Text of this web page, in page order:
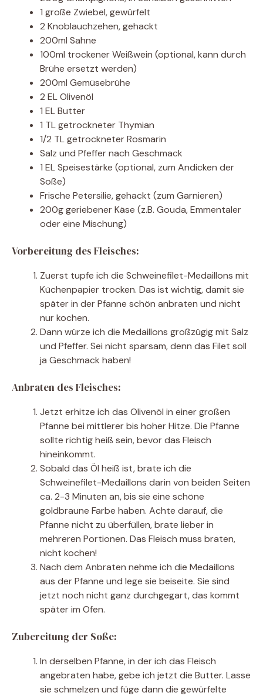
1 große Zwiebel, gewürfelt
2 Knoblauchzehen, gehackt
200ml Sahne
100ml trockener Weißwein (optional, kann durch
Brühe ersetzt werden)
200ml Gemüsebrühe
2 EL Olivenöl
1 EL Butter
1 TL getrockneter Thymian
1/2 TL getrockneter Rosmarin
Salz und Pfeffer nach Geschmack
1 EL Speisestärke (optional, zum Andicken der
Soße)
Frische Petersilie, gehackt (zum Garnieren)
200g geriebener Käse (z.B. Gouda, Emmentaler
oder eine Mischung)
Vorbereitung des Fleisches:
Zuerst tupfe ich die Schweinefilet-Medaillons mit
Küchenpapier trocken. Das ist wichtig, damit sie
später in der Pfanne schön anbraten und nicht
nur kochen.
Dann würze ich die Medaillons großzügig mit Salz
und Pfeffer. Sei nicht sparsam, denn das Filet soll
ja Geschmack haben!
Anbraten des Fleisches:
Jetzt erhitze ich das Olivenöl in einer großen
Pfanne bei mittlerer bis hoher Hitze. Die Pfanne
sollte richtig heiß sein, bevor das Fleisch
hineinkommt.
Sobald das Öl heiß ist, brate ich die
Schweinefilet-Medaillons darin von beiden Seiten
ca. 2-3 Minuten an, bis sie eine schöne
goldbraune Farbe haben. Achte darauf, die
Pfanne nicht zu überfüllen, brate lieber in
mehreren Portionen. Das Fleisch muss braten,
nicht kochen!
Nach dem Anbraten nehme ich die Medaillons
aus der Pfanne und lege sie beiseite. Sie sind
jetzt noch nicht ganz durchgegart, das kommt
später im Ofen.
Zubereitung der Soße:
In derselben Pfanne, in der ich das Fleisch
angebraten habe, gebe ich jetzt die Butter. Lasse
sie schmelzen und füge dann die gewürfelte